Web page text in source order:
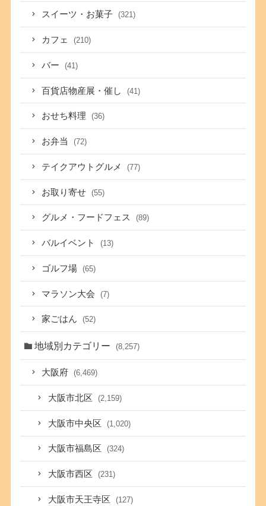
スイーツ・お菓子 (321)
カフェ (210)
バー (41)
百貨店物産展・催し (41)
おせち料理 (36)
お弁当 (72)
テイクアウトグルメ (77)
お取り寄せ (55)
グルメ・フードフェス (89)
バルイベント (13)
ゴルフ場 (65)
マラソン大会 (7)
家ごはん (52)
地域別カテゴリー (8,257)
大阪府 (6,469)
大阪市北区 (2,159)
大阪市中央区 (1,020)
大阪市福島区 (324)
大阪市西区 (231)
大阪市天王寺区 (127)